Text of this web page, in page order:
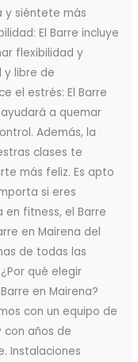
y siéntete más
El Barre incluye
flexibilidad y
y libre de
el estrés: El Barre
a quemar
Además, la
clases te
más feliz. Es apto
si eres
fitness, el Barre
en Mairena del
de todas las
qué elegir
en Mairena?
con un equipo de
años de
Instalaciones